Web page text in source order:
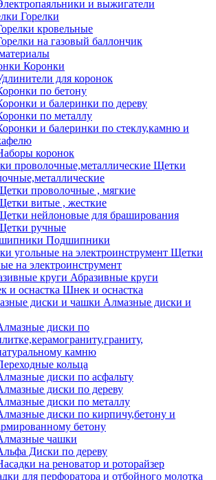
и выжигатели
Горелки
кровельные
на газовый баллончик
Коронки
для коронок
по бетону
и балеринки по дереву
по металлу
и балеринки по стеклу,камню и
коронок
Щетки
проволочные , мягкие
витые , жесткие
нейлоновые для браширования
ручные
Подшипники
Щетки
на электроинструмент
Абразивные круги
Шнек и оснастка
Алмазные диски и
диски по
камню
кольца
диски по асфальту
диски по дереву
диски по металлу
диски по кирпичу,бетону и
бетону
чашки
Диски по дереву
на реноватор и роторайзер